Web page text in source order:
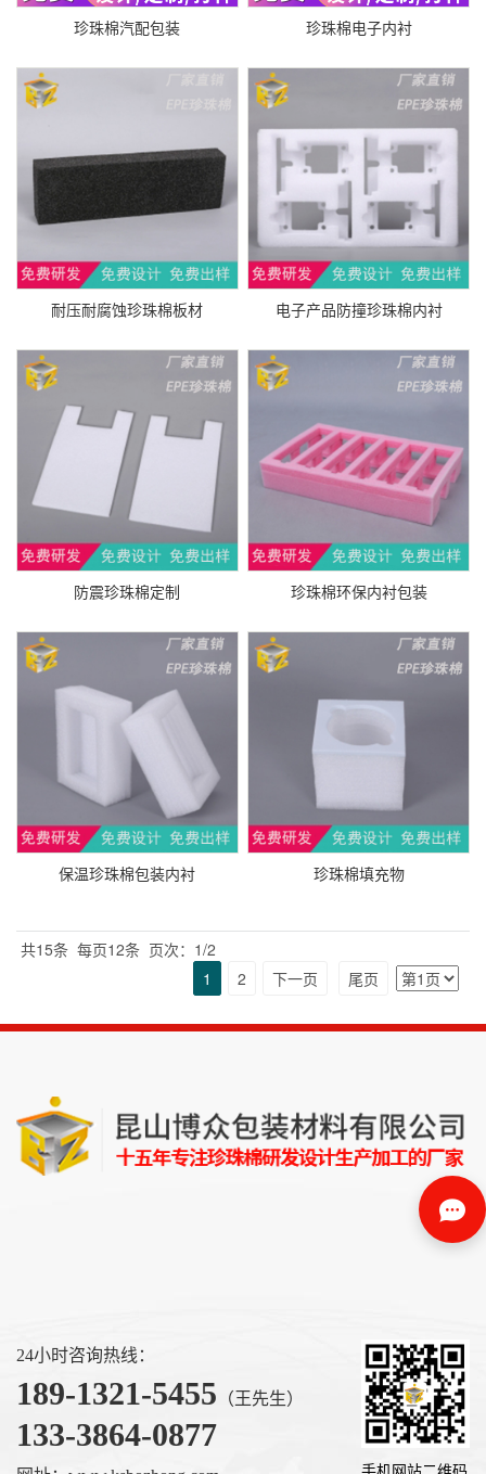
珍珠棉汽配包装 珍珠棉电子内衬
耐压耐腐蚀珍珠棉板材 电子产品防撞珍珠棉内衬
防震珍珠棉定制 珍珠棉环保内衬包装
保温珍珠棉包装内衬 珍珠棉填充物
共15条 每页12条 页次：1/2
1
2 下一页 尾页
24小时咨询热线：
189-1321-5455 （王先生）
133-3864-0877